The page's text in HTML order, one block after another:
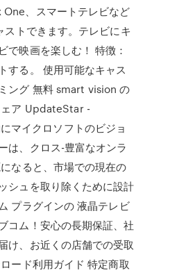
、スマートテレビなど
トできます。テレビにキ
で映画を楽しむ！ 特徴：
する。 使用可能なキャス
ング 無料 smart vision の
ェア UpdateStar -
マイクロソフトのビジョ
は、クロス-豊富なオンラ
なると、市場での現在の
シュを取り除くために設計
プラグインの 液晶テレビ
コム！安心の長期保証、社
け、お近くの店舗での受取
ード利用ガイド 特定商取